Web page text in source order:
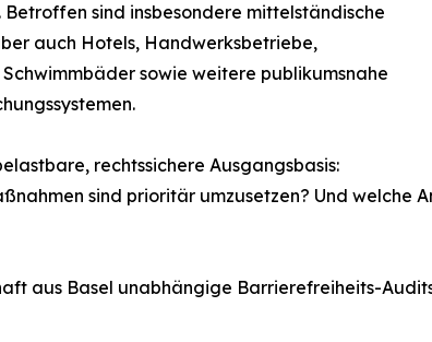
sind insbesondere mittelständische
auch Hotels, Handwerksbetriebe,
sowie weitere publikumsnahe
rechtssichere Ausgangsbasis:
sind prioritär umzusetzen? Und welche
aus Basel unabhängige Barrierefreiheits-